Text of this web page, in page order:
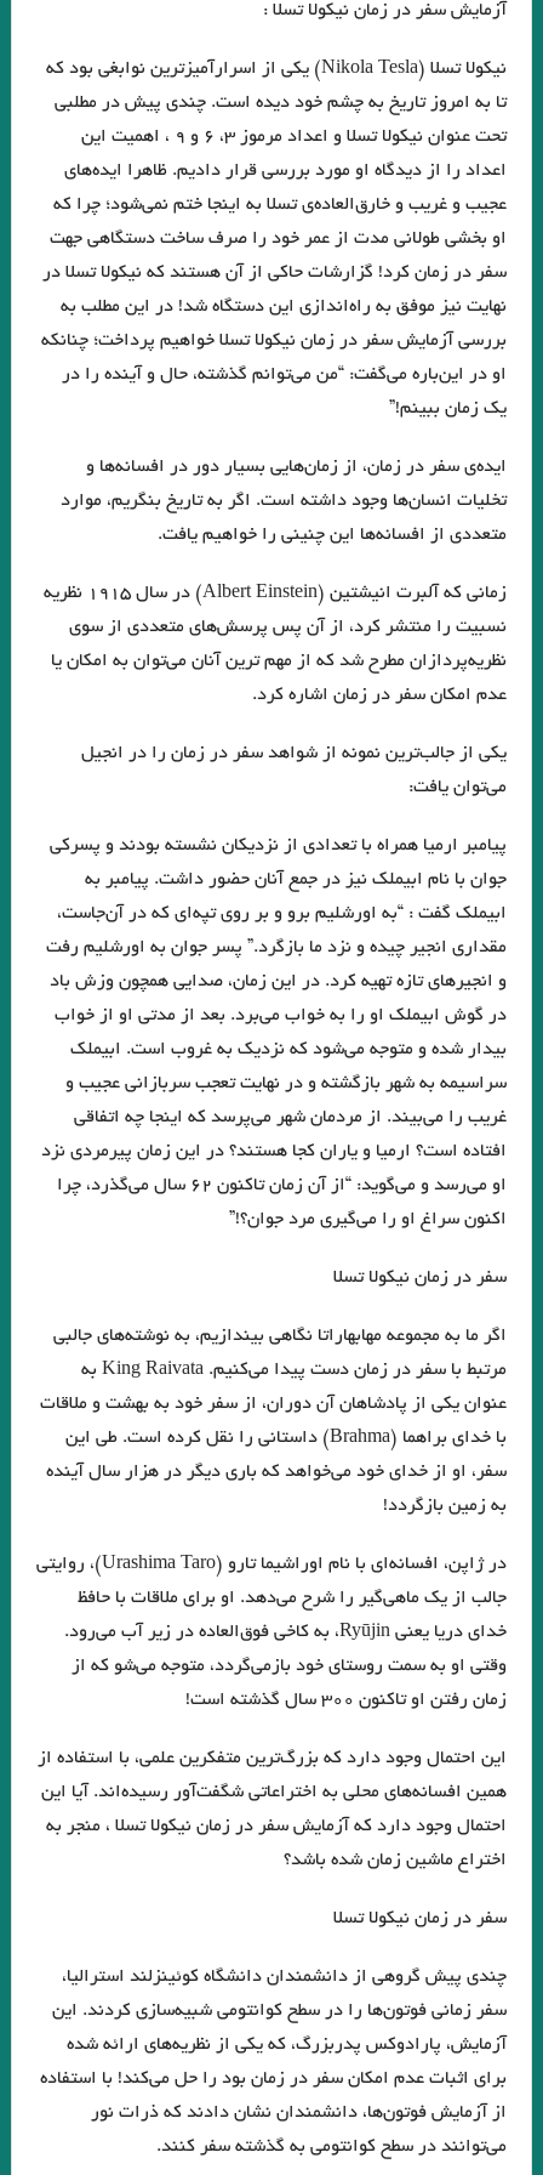
.مروری بر کتاب الف، نوشته‌ی خورخه لوئیس بورخس سید احسان صدرائی
نگاهی بر مجموعه داستان « زندگی خاکستری با عطر وانیل» اثر شراره یقینی با
قلم: فریبا چلبی‌یانی
نگاهی فلسفی به داستان کوتاه “نقاشی ماریا” نوشته ی “میترا داور”. جواد
“آکواریوم شماره ی چهار” از “میترا داور” قسمت هشتم . جواد اسحاقیان
.خوانش روان شناختی مجموعه داستان “زنانی که زنده اند” نوشته ی “فریبا
چلبی یانی” . قسمت ششم. جواداسحاقیان
چند شعر کوتاه از زانا کوردستانی
کاترین استریسیک. ترجمه:رزا جمالی
. او و من . ناتالیا گینزبورگ .ترجمه محسن ابراهیم
وآن اتفاق رقم می‌خورد. ماهرو خوشکام
Namiq Hewrami . ترجمه : زانا_کوردستانی خالق نوساز صورتگر
چشم بندها . زیگفرید لنتس .برگردان : پويا ميرچي . انتشارات نگارنده هستي
داستان کوتاه پرواز، نوشته دوریس لسینگ
امیر ارسلان به عنوان “رمانس”. فصل چهاردم . جواد اسحاقیان
زخمی که زنی بر ما مردانه و محکم زن.سنایی
از این باغ شرقی. پروین سلاجقه
منزل آسایش من محو در خود گشتن است. صائب تبریزی
. گفتگو با خوان رولفو نویسنده پدروپارامو
دریای جامع . میترا داور . نشر نگارنده هستی . ۱۴۰۱
کمبل. فصل هشت . جواد اسحاقیان
شاید بهشت جایی است که نه تهدیدی احساس می‌کنیم و نه نیازی به دفاع
.جستجوی ابن رشد/ بورخس
.گفت وگوی پاریس ریویو با ارنست همینگوی/ هرچقدر در نوشتن بیشتر پیش
فصل اول وداع با اسلحه نوشته همینگوی ترجمه دریابندری
فصل اخر مرگ ایوان اییلیج نوشته تولستوی …یکی بالای سرش گفت: «تمام
کرد!» ایوان ایلیچ گفته ی او را شنید و آن را در روح خود تکرار کرد. در دل گفت:
معصوم اول . هوشنگ گلشیری
.نگاهی به “گوستاو فلوبرگوستاو فلوبر: مادام بوواری خود من هستم
هر زبان، جهان را به‌شکلی متفاوت می‌سازد.»اومبرتو اکو
.گفتگوی پاریس ریویو با امبرتو اکو .عاطفه اولیایی (مترجم)
گفت‌وگو با ویلیام اس. باروز .ترجمه نیلوفر رحمانیان
انتقام چمن براتیگان . ترجمه علی رضا طاهری عراقی
.از حکایت حسن بصری و نورالسّناء تا امیر ارسلان. فصل ششم. جواد اسحاقیان
ژاک دریدا / ساختار نشانه و بازی در سخن
.خوانش ” بینا ـ متنی ” امیر ارسلان / فصل پنجم / جواد اسحاقیان
آزمایش سفر در زمان نیکولا تسلا :
نیکولا تسلا (Nikola Tesla) یکی از اسرارآمیزترین نوابغی بود که
تا به امروز تاریخ به چشم خود دیده است. چندی پیش در مطلبی
تحت عنوان نیکولا تسلا و اعداد مرموز ۳، ۶ و ۹ ، اهمیت این
اعداد را از دیدگاه او مورد بررسی قرار دادیم. ظاهرا ایده‌های
عجیب و غریب و خارق‌العاده‌ی تسلا به اینجا ختم نمی‌شود؛ چرا که
او بخشی طولانی مدت از عمر خود را صرف ساخت دستگاهی جهت
سفر در زمان کرد! گزارشات حاکی از آن هستند که نیکولا تسلا در
نهایت نیز موفق به راه‌اندازی این دستگاه شد! در این مطلب به
بررسی آزمایش سفر در زمان نیکولا تسلا خواهیم پرداخت؛ چنانکه
او در این‌باره می‌گفت: “من می‌توانم گذشته، حال و آینده را در
یک زمان ببینم!”
ایده‌ی سفر در زمان، از زمان‌هایی بسیار دور در افسانه‌ها و
تخلیات انسان‌ها وجود داشته است. اگر به تاریخ بنگریم، موارد
متعددی از افسانه‌ها این چنینی را خواهیم یافت.
زمانی که آلبرت انیشتین (Albert Einstein) در سال ۱۹۱۵ نظریه
نسبیت را منتشر کرد، از آن پس پرسش‌های متعددی از سوی
نظریه‌پردازان مطرح شد که از مهم ترین آنان می‌توان به امکان یا
عدم امکان سفر در زمان اشاره کرد.
یکی از جالب‌ترین نمونه‌ از شواهد سفر در زمان را در انجیل
می‌توان یافت:
پیامبر ارمیا همراه با تعدادی از نزدیکان نشسته بودند و پسرکی
جوان با نام ابیملک نیز در جمع آنان حضور داشت. پیامبر به
ابیملک گفت : “به اورشلیم برو و بر روی تپه‌ای که در آن‌جاست،
مقداری انجیر چیده و نزد ما بازگرد.” پسر جوان به اورشلیم رفت
و انجیرهای تازه تهیه کرد. در این زمان، صدایی همچون وزش باد
در گوش ابیملک او را به خواب می‌برد. بعد از مدتی او از خواب
بیدار شده و متوجه می‌شود که نزدیک به غروب است. ابیملک
سراسیمه به شهر بازگشته و در نهایت تعجب سربازانی عجیب و
غریب را می‌بیند. از مردمان شهر می‌پرسد که اینجا چه اتفاقی
افتاده است؟ ارمیا و یاران کجا هستند؟ در این زمان پیرمردی نزد
او می‌رسد و می‌گوید: “از آن زمان تاکنون ۶۲ سال می‌گذرد، چرا
اکنون سراغ او را می‌گیری مرد جوان؟!”
سفر در زمان نیکولا تسلا
اگر ما به مجموعه مهابهاراتا نگاهی بیندازیم، به نوشته‌های جالبی
مرتبط با سفر در زمان دست پیدا می‌کنیم. King Raivata به
عنوان یکی از پادشاهان آن دوران، از سفر خود به بهشت و ملاقات
با خدای براهما (Brahma) داستانی را نقل کرده است. طی این
سفر، او از خدای خود می‌خواهد که باری دیگر در هزار سال آینده
به زمین بازگردد!
در ژاپن، افسانه‌ای با نام اوراشیما تارو (Urashima Taro)، روایتی
جالب از یک ماهی‌گیر را شرح می‌دهد. او برای ملاقات با حافظ
خدای دریا یعنی Ryūjin، به کاخی فوق‌العاده در زیر آب می‌رود.
وقتی او به سمت روستای خود بازمی‌گردد، متوجه می‌شو که از
زمان رفتن او تاکنون ۳۰۰ سال گذشته است!
این احتمال وجود دارد که بزرگ‌ترین متفکرین علمی، با استفاده از
همین افسانه‌های محلی به اختراعاتی شگفت‌آور رسیده‌اند. آیا این
احتمال وجود دارد که آزمایش سفر در زمان نیکولا تسلا ، منجر به
اختراع ماشین زمان شده باشد؟
سفر در زمان نیکولا تسلا
چندی پیش گروهی از دانشمندان دانشگاه کوئینزلند استرالیا،
سفر زمانی فوتون‌ها را در سطح کوانتومی شبیه‌سازی کردند. این
آزمایش، پارادوکس پدربزرگ، که یکی از نظریه‌های ارائه شده
برای اثبات عدم امکان سفر در زمان بود را حل می‌کند! با استفاده
از آزمایش فوتون‌ها، دانشمندان نشان دادند که ذرات نور
می‌توانند در سطح کوانتومی به گذشته سفر کنند.